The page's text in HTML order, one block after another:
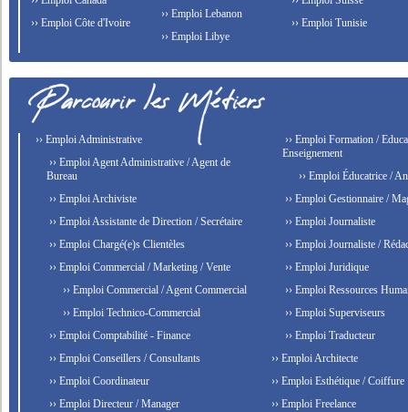
›› Emploi Côte d'Ivoire
›› Emploi Lebanon
›› Emploi Libye
›› Emploi Tunisie
›› Emploi Administrative
›› Emploi Agent Administrative / Agent de
Bureau
›› Emploi Archiviste
›› Emploi Assistante de Direction / Secrétaire
›› Emploi Chargé(e)s Clientèles
›› Emploi Commercial / Marketing / Vente
›› Emploi Commercial / Agent Commercial
›› Emploi Technico-Commercial
›› Emploi Comptabilité - Finance
›› Emploi Conseillers / Consultants
›› Emploi Coordinateur
›› Emploi Directeur / Manager
›› Emploi Formation /
Enseignement
›› Emploi Éducatrice /
›› Emploi Gestionnaire /
›› Emploi Journaliste
›› Emploi Journaliste /
›› Emploi Juridique
›› Emploi Ressources
›› Emploi Superviseurs
›› Emploi Traducteur
›› Emploi Architecte
›› Emploi Esthétique / Coiffure
›› Emploi Freelance